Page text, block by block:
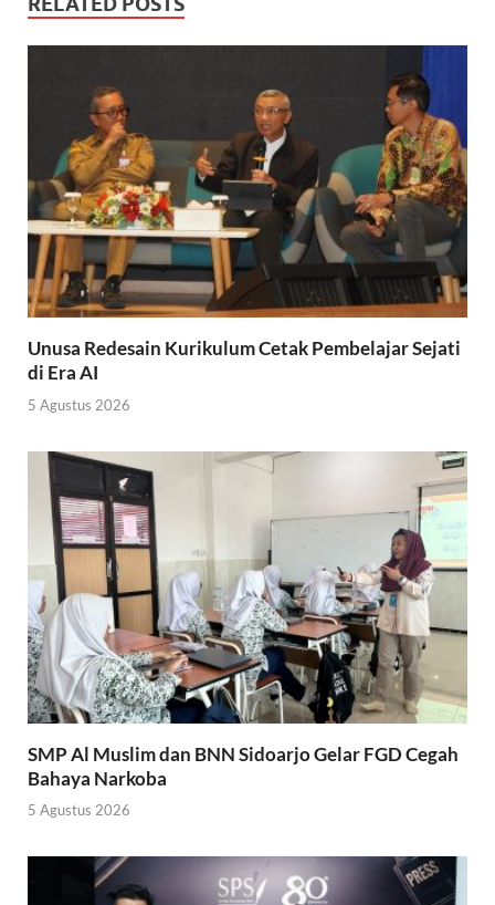
Unusa Redesain Kurikulum Cetak Pembelajar Sejati
di Era AI
5 Agustus 2026
SMP Al Muslim dan BNN Sidoarjo Gelar FGD Cegah
Bahaya Narkoba
5 Agustus 2026